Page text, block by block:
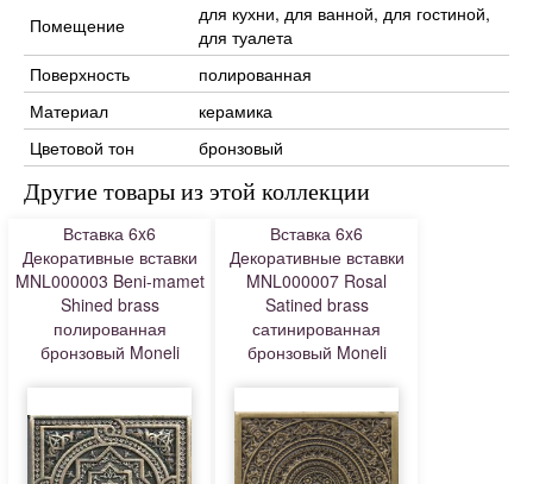
Помещение
для кухни, для ванной, для гостиной,
для туалета
Поверхность
полированная
Материал
керамика
Цветовой тон
бронзовый
Другие товары из этой коллекции
Вставка 6x6
Декоративные вставки
MNL000003 Beni-mamet
Shined brass
полированная
бронзовый Moneli
Вставка 6x6
Декоративные вставки
MNL000007 Rosal
Satined brass
сатинированная
бронзовый Moneli